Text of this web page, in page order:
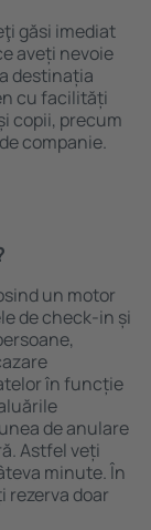
găsi imediat
aveți nevoie
destinația
cu facilități
copii, precum
companie.
un motor
de check-in și
în funcție
de anulare
Astfel veți
minute. În
rezerva doar